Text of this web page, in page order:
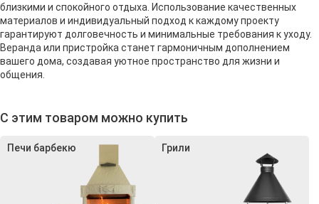
близкими и спокойного отдыха. Использование качественных
материалов и индивидуальный подход к каждому проекту
гарантируют долговечность и минимальные требования к уходу.
Веранда или пристройка станет гармоничным дополнением
вашего дома, создавая уютное пространство для жизни и
общения.
С этим товаром можно купить
Печи барбекю Грили